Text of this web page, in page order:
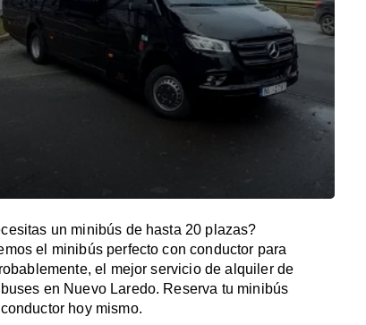
un minibús de hasta 20 plazas?
el minibús perfecto con conductor para
el mejor servicio de alquiler de
en Nuevo Laredo. Reserva tu minibús
hoy mismo.